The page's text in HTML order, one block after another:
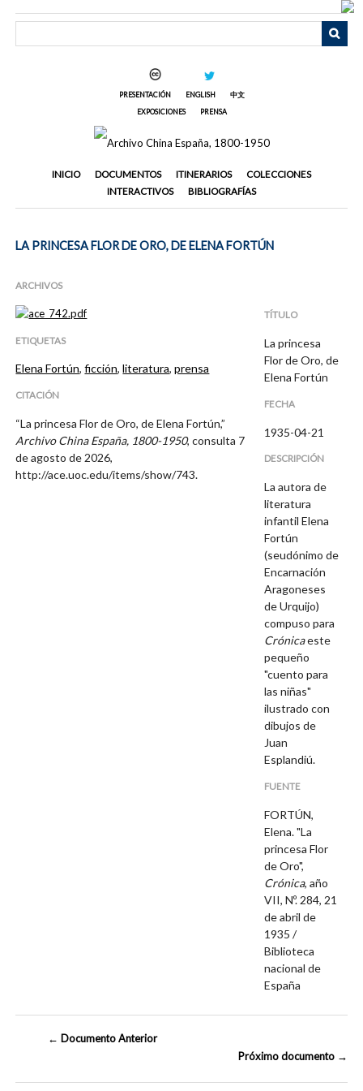
PRESENTACIÓN ENGLISH
中文
EXPOSICIONES
PRENSA
INICIO DOCUMENTOS ITINERARIOS
COLECCIONES
INTERACTIVOS
BIBLIOGRAFÍAS
LA PRINCESA FLOR DE ORO, DE ELENA FORTÚN
ARCHIVOS
ETIQUETAS
Elena Fortún,ficción,literatura,prensa
CITACIÓN
“La princesa Flor de Oro, de Elena Fortún,”
Archivo China España, 1800-1950, consulta 7
de agosto de 2026,
http://ace.uoc.edu/items/show/743.
TÍTULO
La princesa
Flor de Oro, de
Elena Fortún
FECHA
1935-04-21
DESCRIPCIÓN
La autora de
literatura
infantil Elena
Fortún
(seudónimo de
Encarnación
Aragoneses
de Urquijo)
compuso para
Crónicaeste
pequeño
"cuento para
las niñas"
ilustrado con
dibujos de
Juan
Esplandiú.
FUENTE
FORTÚN,
Elena. "La
princesa Flor
de Oro",
Crónica, año
VII, Nº. 284, 21
de abril de
1935 /
Biblioteca
nacional de
España
← Documento Anterior
Próximo documento →